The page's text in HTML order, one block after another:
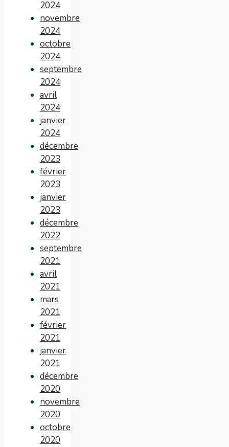
2024
novembre
2024
octobre
2024
septembre
2024
avril
2024
janvier
2024
décembre
2023
février
2023
janvier
2023
décembre
2022
septembre
2021
avril
2021
mars
2021
février
2021
janvier
2021
décembre
2020
novembre
2020
octobre
2020